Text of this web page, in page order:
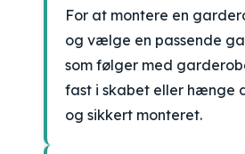
For at montere en
og vælge en passende
som følger med
fast i skabet eller hænge
og sikkert monteret.